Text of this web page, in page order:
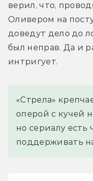
верил, что,
Оливером на
доведут дело до
был неправ. Да и
интригует.
«Стрела»
оперой с кучей
но сериалу есть
поддерживать